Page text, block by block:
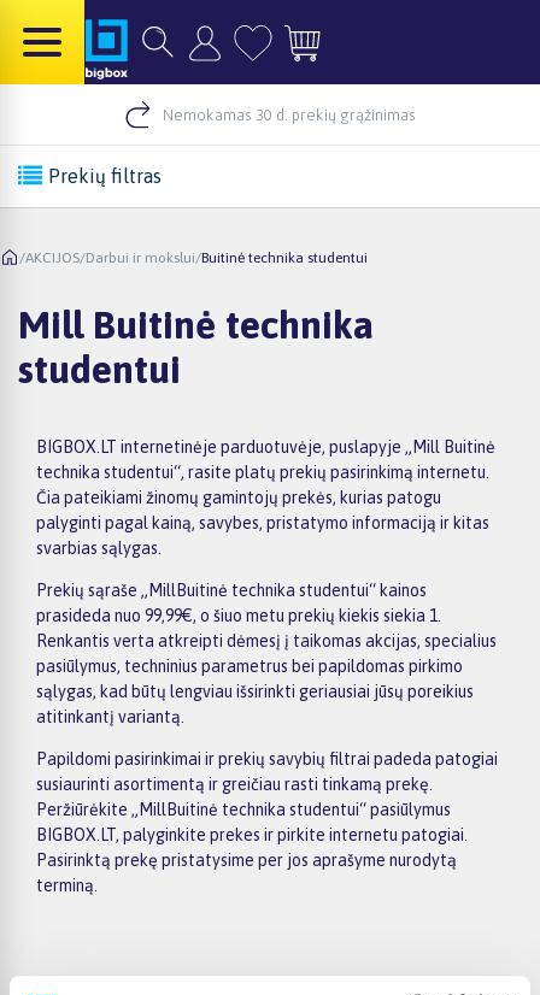
Nemokamas 30 d. prekių grąžinimas
Prekių filtras
/AKCIJOS/Darbui ir mokslui/Buitinė technika studentui
Mill Buitinė technika
studentui
BIGBOX.LT internetinėje parduotuvėje, puslapyje „Mill Buitinė
technika studentui“, rasite platų prekių pasirinkimą internetu.
Čia pateikiami žinomų gamintojų prekės, kurias patogu
palyginti pagal kainą, savybes, pristatymo informaciją ir kitas
svarbias sąlygas.
Prekių sąraše „MillBuitinė technika studentui“ kainos
prasideda nuo 99,99€, o šiuo metu prekių kiekis siekia 1.
Renkantis verta atkreipti dėmesį į taikomas akcijas, specialius
pasiūlymus, techninius parametrus bei papildomas pirkimo
sąlygas, kad būtų lengviau išsirinkti geriausiai jūsų poreikius
atitinkantį variantą.
Papildomi pasirinkimai ir prekių savybių filtrai padeda patogiai
susiaurinti asortimentą ir greičiau rasti tinkamą prekę.
Peržiūrėkite „MillBuitinė technika studentui“ pasiūlymus
BIGBOX.LT, palyginkite prekes ir pirkite internetu patogiai.
Pasirinktą prekę pristatysime per jos aprašyme nurodytą
terminą.